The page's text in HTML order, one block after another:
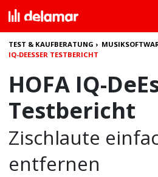
TEST & KAUFBERATUNG ›
IQ-DEESSER TESTBERICHT
HOFA IQ-
Testbericht
Zischlaute
entfernen